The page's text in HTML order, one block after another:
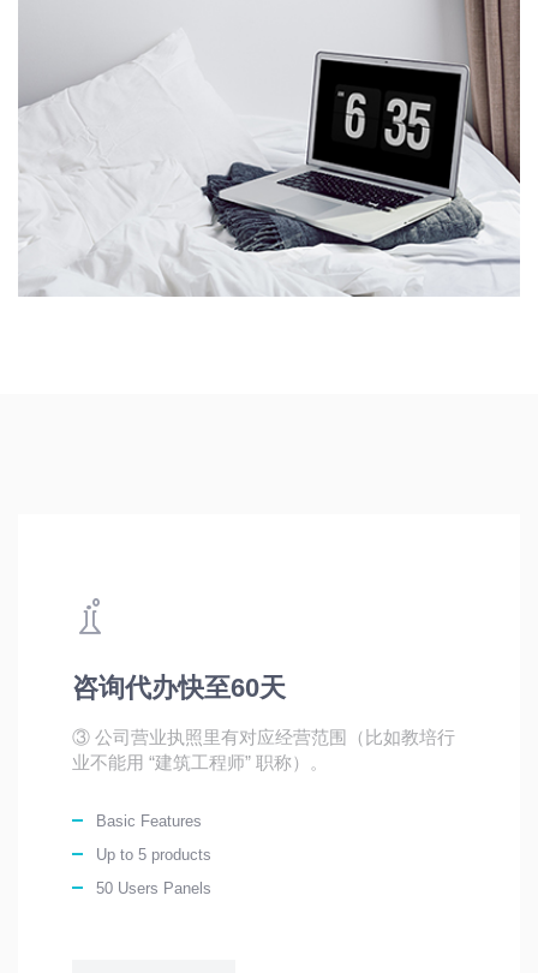
咨询代办快至60天
③ 公司营业执照里有对应经营范围（比如教培行
业不能用 “建筑工程师” 职称）。
Basic Features
Up to 5 products
50 Users Panels